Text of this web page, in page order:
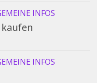
INFOS
INFOS